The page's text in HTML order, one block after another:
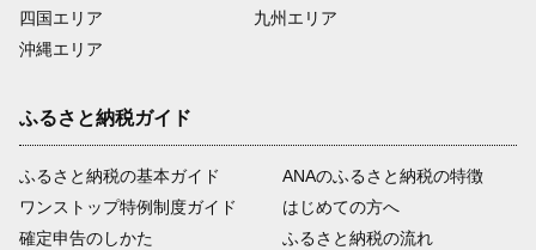
四国エリア
沖縄エリア
九州エリア
ふるさと納税ガイド
ふるさと納税の基本ガイド
ワンストップ特例制度ガイド
確定申告のしかた
ANAのふるさと納税の特徴
はじめての方へ
ふるさと納税の流れ